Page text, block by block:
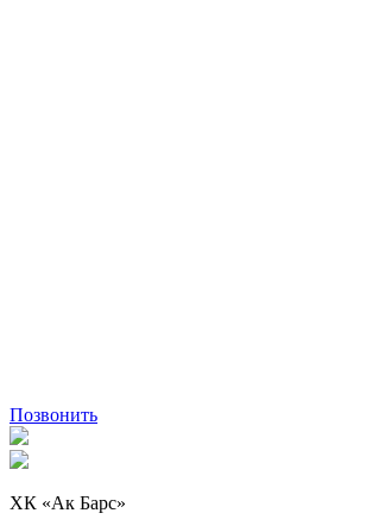
Позвонить
ХК «Ак Барс»